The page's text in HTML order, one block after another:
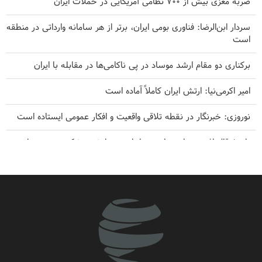
سردار ابن‌الرضا: فناوری بومی ایران، برتر از هر سامانه وارداتی در منطقه
است
برکناری دو مقام ارشد موساد در پی ناکامی‌ها در مقابله با ایران
امیر اکرمی‌نیا: ارتش ایران کاملاً آماده است
نوروزی: خبرنگار در نقطه تلاقی واقعیت و افکار عمومی ایستاده است
پاسخ قالیباف به ترامپ: این دیپلماسی نمایشی، شکست خورده است
نشریه آمریکایی: ایران بلوف ترامپ را خوانده است
سندرز: ترامپ فاسد، آمریکا را وارد یک جنگ فاجعه بار کرده است
سرلشکر رضایی خطاب به آمریکا: اجازه ایجاد مسیر دوم را در تنگه